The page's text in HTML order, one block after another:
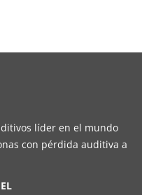
líder en el mundo
con pérdida auditiva a